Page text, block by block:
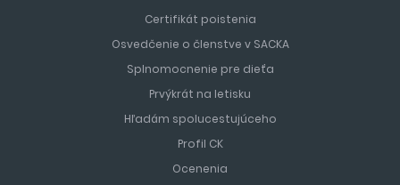
Certifikát poistenia
Osvedčenie o členstve v SACKA
Splnomocnenie pre dieťa
Prvýkrát na letisku
Hľadám spolucestujúceho
Profil CK
Ocenenia